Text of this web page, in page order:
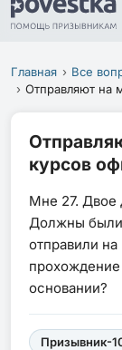
Главная Все
Отправляют на
курсов
Мне 27. Двое
Должны были
отправили
прохождение
основании?
Призывник-